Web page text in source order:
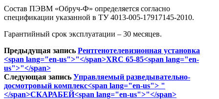
Состав ПЭВМ «Обруч-Ф» определяется согласно
спецификации указанной в ТУ 4013-005-17917145-2010.
Гарантийный срок эксплуатации – 30 месяцев.
Предыдущая запись Рентгенотелевизионная установка
<span lang="en-us">"</span>XRC 65-85<span lang="en-
us">"</span>
Следующая запись Управляемый разведывательно-
досмотровый комплекс<span lang="en-us"> "
</span>СКАРАБЕЙ<span lang="en-us">"</span>